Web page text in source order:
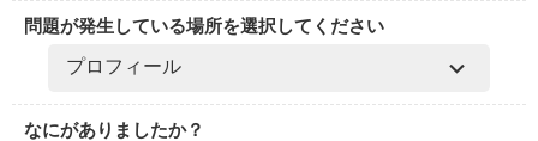
問題が発生している場所を選択してください
なにがありましたか？